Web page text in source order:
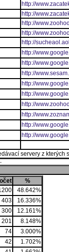
http://
http://
http://
http://
http://
http://
http://
http://
http://
http://
http://
http://
http://
http://
servery z kterých
%
48.642%
403
16.336%
300
12.161%
201
8.148%
74
3.000%
42
1.702%